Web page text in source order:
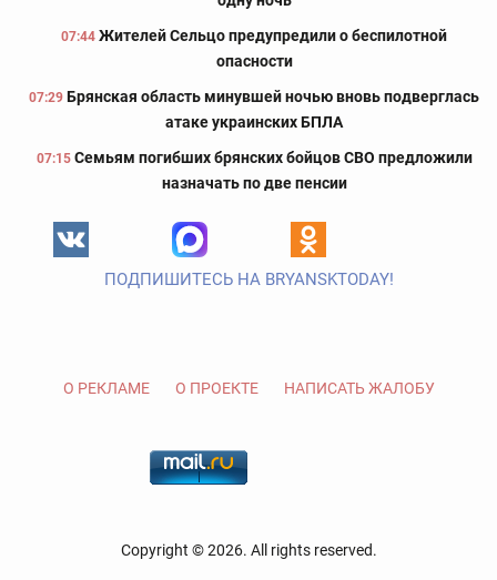
07:44 Жителей Сельцо предупредили о беспилотной
опасности
07:29 Брянская область минувшей ночью вновь подверглась
атаке украинских БПЛА
07:15 Семьям погибших брянских бойцов СВО предложили
назначать по две пенсии
ПОДПИШИТЕСЬ НА BRYANSKTODAY!
О РЕКЛАМЕ О ПРОЕКТЕ НАПИСАТЬ ЖАЛОБУ
Copyright © 2026. All rights reserved.